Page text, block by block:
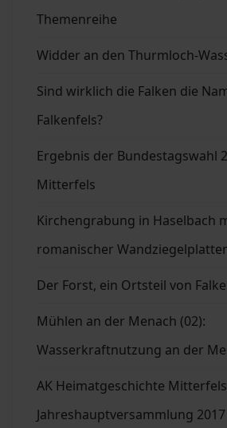
Themenreihe
Widder an den Thurmloch-
Sind wirklich die Falken die
Falkenfels?
Ergebnis der Bundestagswahl
Mitterfels
Kirchengrabung in Haselbach
romanischer
Der Forst, ein Ortsteil von
Mühlen an der Menach (02):
Wasserkraftnutzung an der
AK Heimatgeschichte
Jahreshauptversammlung